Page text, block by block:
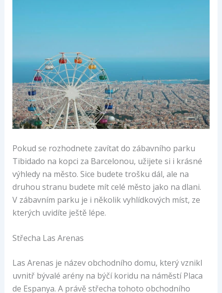
Pokud se rozhodnete zavítat do zábavního parku
Tibidado na kopci za Barcelonou, užijete si i krásné
výhledy na město. Sice budete trošku dál, ale na
druhou stranu budete mít celé město jako na dlani.
V zábavním parku je i několik vyhlídkových míst, ze
kterých uvidíte ještě lépe.
Střecha Las Arenas
Las Arenas je název obchodního domu, který vznikl
uvnitř bývalé arény na býčí koridu na náměstí Placa
de Espanya. A právě střecha tohoto obchodního